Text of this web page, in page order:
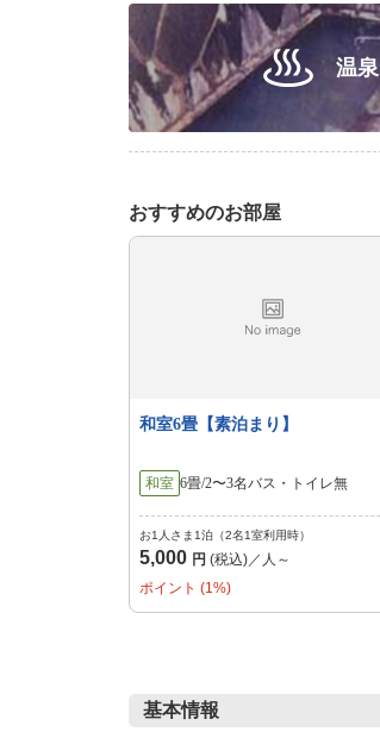
温泉
おすすめのお部屋
和室6畳【素泊まり】
和室 6畳/2〜3名バス・トイレ無
お1人さま1泊（2名1室利用時）
5,000 円 (税込)／人～
ポイント (1%)
基本情報